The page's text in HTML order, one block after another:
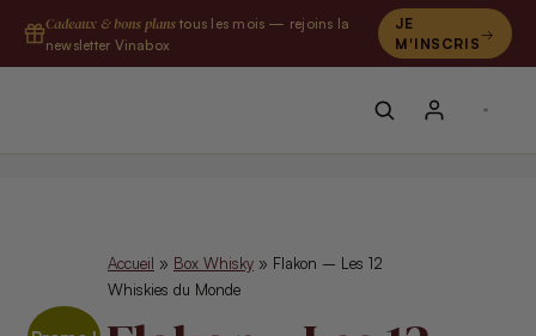
contenu
Cadeaux & bons plans tous les mois — rejoins la
newsletter Vinabox
JE
M'INSCRIS
Accueil » Box Whisky » Flakon – Les 12
Whiskies du Monde